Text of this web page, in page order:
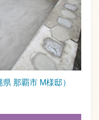
那覇市 M様邸）